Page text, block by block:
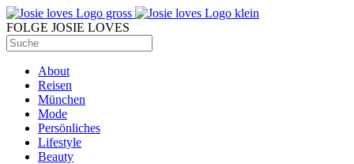
FOLGE JOSIE LOVES
About
Reisen
München
Mode
Persönliches
Lifestyle
Beauty